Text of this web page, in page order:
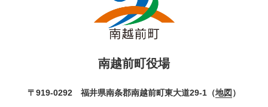
南越前町役場
〒919-0292 福井県南条郡南越前町東大道29-1（地図 ）